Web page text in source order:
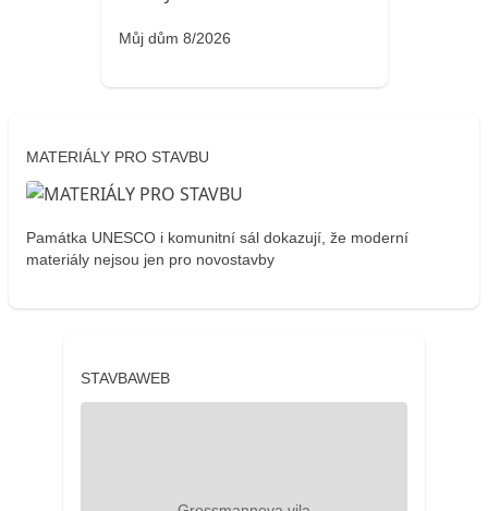
Můj dům 8/2026
MATERIÁLY PRO STAVBU
Památka UNESCO i komunitní sál dokazují, že moderní
materiály nejsou jen pro novostavby
STAVBAWEB